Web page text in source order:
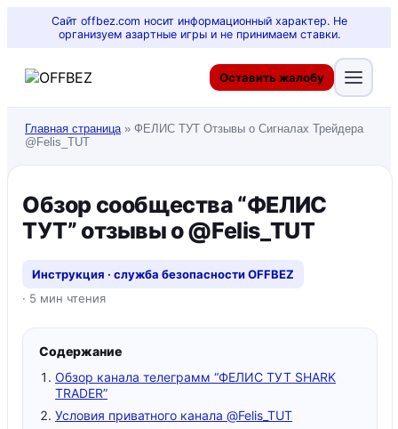
Сайт offbez.com носит информационный характер. Не
организуем азартные игры и не принимаем ставки.
Оставить жалобу
Главная страница» ФЕЛИС ТУТ Отзывы о Сигналах Трейдера
@Felis_TUT
Обзор сообщества “ФЕЛИС
ТУТ” отзывы о @Felis_TUT
Инструкция · служба безопасности OFFBEZ
· 5 мин чтения
Содержание
Обзор канала телеграмм “ФЕЛИС ТУТ SHARK
TRADER”
Условия приватного канала @Felis_TUT